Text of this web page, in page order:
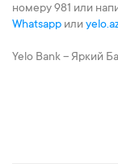
номеру 981 или
Whatsapp или
Yelo Bank – Яркий